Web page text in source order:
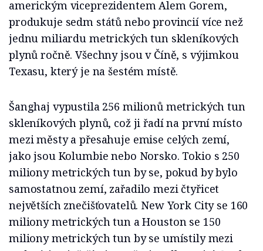
americkým viceprezidentem Alem Gorem,
produkuje sedm států nebo provincií více než
jednu miliardu metrických tun skleníkových
plynů ročně. Všechny jsou v Číně, s výjimkou
Texasu, který je na šestém místě.
Šanghaj vypustila 256 milionů metrických tun
skleníkových plynů, což ji řadí na první místo
mezi městy a přesahuje emise celých zemí,
jako jsou Kolumbie nebo Norsko. Tokio s 250
miliony metrických tun by se, pokud by bylo
samostatnou zemí, zařadilo mezi čtyřicet
největších znečišťovatelů. New York City se 160
miliony metrických tun a Houston se 150
miliony metrických tun by se umístily mezi